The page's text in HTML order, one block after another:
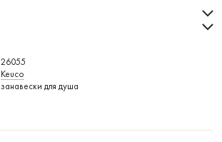
26055
Keuco
занавески для душа